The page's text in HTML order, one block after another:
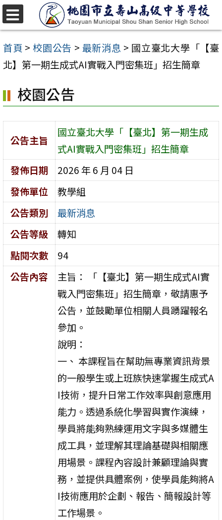
跳
至
主
要
容
區
首頁 > 校園公告 > 最新消息 > 國立臺北大學「【臺
北】第一期生成式AI實戰入門密集班」招生簡章
校園公告
公告主旨
國立臺北大學「【臺北】第一期生成
式AI實戰入門密集班」招生簡章
發佈日期
2026 年 6 月 04 日
發佈單位
教學組
公告類別
最新消息
公告等級
轉知
點閱次數
94
公告內容
主旨： 「【臺北】第一期生成式AI實
戰入門密集班」招生簡章，敬請惠予
公告，並鼓勵單位相關人員踴躍報名
參加。
說明：
一、 本課程旨在幫助無專業資訊背景
的一般學生或上班族快速掌握生成式A
I技術，提升日常工作效率與創意應用
能力。透過系統化學習與實作演練，
學員將能夠熟練運用文字與多媒體生
成工具，並理解其理論基礎與相關應
用場景。課程內容設計兼顧理論與實
務，並提供具體案例，使學員能夠將A
I技術應用於企劃、報告、簡報設計等
工作場景。
選
單